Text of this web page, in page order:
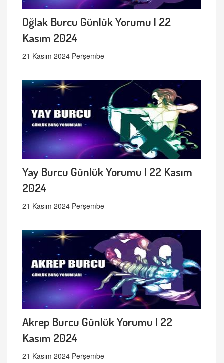
Oğlak Burcu Günlük Yorumu | 22
Kasım 2024
21 Kasım 2024 Perşembe
Yay Burcu Günlük Yorumu | 22 Kasım
2024
21 Kasım 2024 Perşembe
Akrep Burcu Günlük Yorumu | 22
Kasım 2024
21 Kasım 2024 Perşembe